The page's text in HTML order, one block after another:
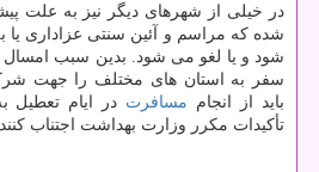
در خیلی از شهرهای دیگر نیز به علت
شده که مراسم و آئین سنتی عزاداری
شود و یا لغو می شود. بدین سبب امسال
سفر به استان های مختلف را جهت
باید از انجام مسافرت در ایام تعطیل
تأکیدات مکرر وزارت بهداشت اجتناب کنند.